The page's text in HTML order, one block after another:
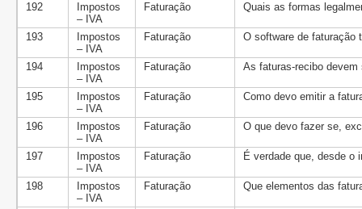
192
Impostos
– IVA
Faturação Quais as formas
193
Impostos
– IVA
Faturação O software de faturação
194
Impostos
– IVA
Faturação As faturas-recibo
195
Impostos
– IVA
Faturação Como devo emitir a
196
Impostos
– IVA
Faturação O que devo fazer se,
197
Impostos
– IVA
Faturação É verdade que, desde o
198
Impostos
– IVA
Faturação Que elementos das